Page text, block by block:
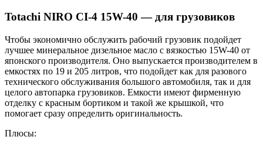
Totachi NIRO CI-4 15W-40 — для грузовиков
Чтобы экономично обслужить рабочий грузовик подойдет
лучшее минеральное дизельное масло с вязкостью 15W-40 от
японского производителя. Оно выпускается производителем в
емкостях по 19 и 205 литров, что подойдет как для разового
технического обслуживания большого автомобиля, так и для
целого автопарка грузовиков. Емкости имеют фирменную
отделку с красным бортиком и такой же крышкой, что
помогает сразу определить оригинальность.
Плюсы: